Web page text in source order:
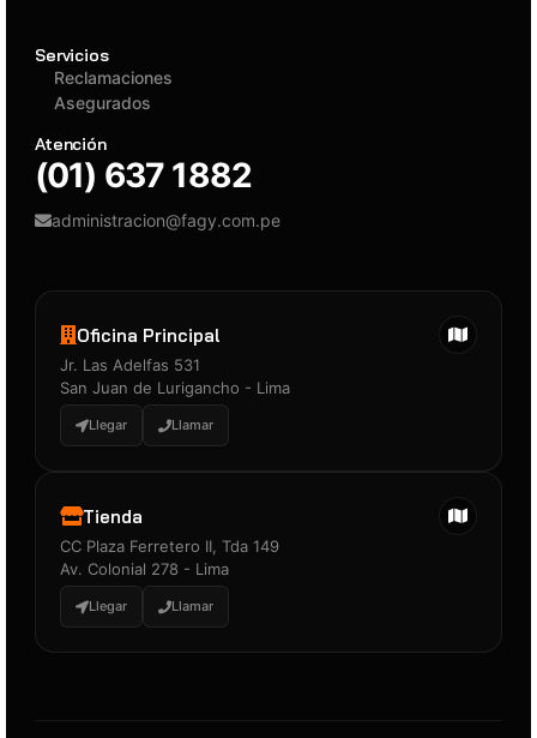
Servicios
Reclamaciones
Asegurados
Atención
(01) 637 1882
administracion@fagy.com.pe
Oficina Principal
Jr. Las Adelfas 531
San Juan de Lurigancho - Lima
Llegar Llamar
Tienda
CC Plaza Ferretero II, Tda 149
Av. Colonial 278 - Lima
Llegar Llamar